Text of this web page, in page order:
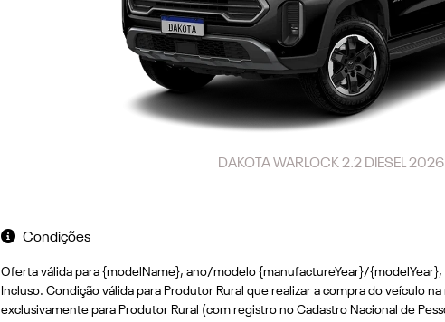
DAKOTA WARLOCK 2.2 DIESEL 2026
Condições
Oferta válida para {modelName}, ano/modelo {manufactureYear}/{modelYear},
Incluso. Condição válida para Produtor Rural que realizar a compra do veículo
exclusivamente para Produtor Rural (com registro no Cadastro Nacional de